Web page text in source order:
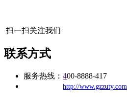
扫一扫关注我们
联系方式
服务热线： 400-8888-417
http://www.gzzuty.com